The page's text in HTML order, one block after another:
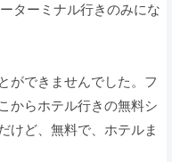
ターミナル行きのみにな
ができませんでした。フ
からホテル行きの無料シ
けど、無料で、ホテルま